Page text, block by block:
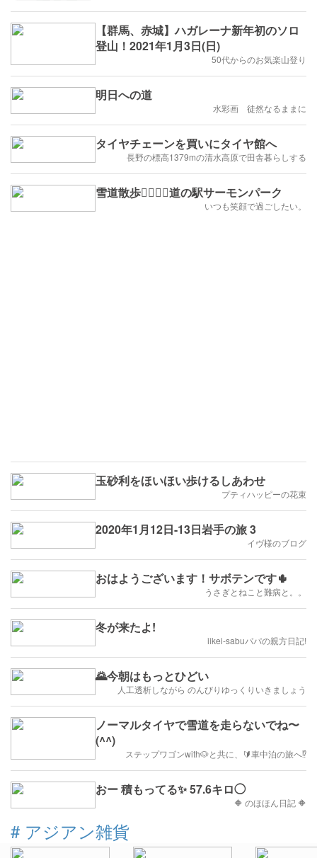
【群馬、赤城】ハガレーナ新年初のソロ
登山！2021年1月3日(日)
50代からのお気楽山登り
明日への道
水彩画 徒然なるままに
タイヤチェーンを買いにタイヤ館へ
長野の標高1379mの清水高原で田舎暮らしする
雪道散歩🚶‍♀️🚶‍♂️道の駅サーモンパーク
いつも笑顔で過ごしたい。
玉砂利をほいほい歩けるしあわせ
プティハッピーの花束
2020年1月12日-13日岩手の旅 3
イヴ様のブログ
おはようございます！サボテンです🌵
うさぎとねこと難病と。。
冬が来たよ!
iikei-sabuパパの親方日記!
🌄今朝はもっとひどい
人工透析しながら のんびりゆっくりいきましょう
ノーマルタイヤで雪道を走らないでね〜
(^^)
ステップワゴンwith🐶と共に、🔰車中泊の旅へ⁉️
おー 積もってる✨ 57.6キロ◯
🔶 のほほん日記 🔶
# アジアン雑貨